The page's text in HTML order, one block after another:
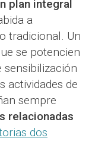
plan integral
a
tradicional. Un
se potencien
sensibilización
actividades de
sempre
relacionadas
dos